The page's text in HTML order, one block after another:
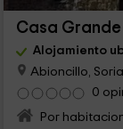
Casa Grande
Alojamiento
Abioncillo, Soria
0
Por